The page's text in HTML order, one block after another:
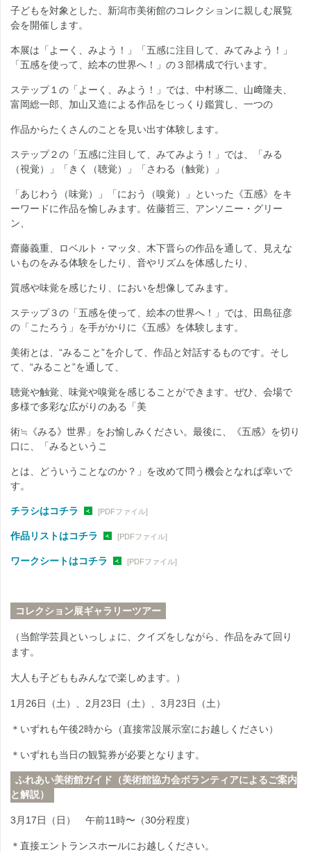
子どもを対象とした、新潟市美術館のコレクションに親しむ展覧
会を開催します。
本展は「よーく、みよう！」「五感に注目して、みてみよう！」
「五感を使って、絵本の世界へ！」の３部構成で行います。
ステップ１の「よーく、みよう！」では、中村琢二、山﨑隆夫、
富岡総一郎、加山又造による作品をじっくり鑑賞し、一つの
作品からたくさんのことを見い出す体験します。
ステップ２の「五感に注目して、みてみよう！」では、「みる
（視覚）」「きく（聴覚）」「さわる（触覚）」
「あじわう（味覚）」「におう（嗅覚）」といった《五感》をキ
ーワードに作品を愉しみます。佐藤哲三、アンソニー・グリー
ン、
齋藤義重、ロベルト・マッタ、木下晋らの作品を通して、見えな
いものをみる体験をしたり、音やリズムを体感したり、
質感や味覚を感じたり、においを想像してみます。
ステップ３の「五感を使って、絵本の世界へ！」では、田島征彦
の「こたろう」を手がかりに《五感》を体験します。
美術とは、“みること”を介して、作品と対話するものです。そし
て、“みること”を通して、
聴覚や触覚、味覚や嗅覚を感じることができます。ぜひ、会場で
多様で多彩な広がりのある「美
術≒《みる》世界」をお愉しみください。最後に、《五感》を切り
口に、「みるというこ
とは、どういうことなのか？」を改めて問う機会となれば幸いで
す。
チラシはコチラ [PDFファイル]
作品リストはコチラ [PDFファイル]
ワークシートはコチラ [PDFファイル]
コレクション展ギャラリーツアー
（当館学芸員といっしょに、クイズをしながら、作品をみて回り
ます。
大人も子どももみんなで楽しめます。）
1月26日（土）、2月23日（土）、3月23日（土）
＊いずれも午後2時から（直接常設展示室にお越しください）
＊いずれも当日の観覧券が必要となります。
ふれあい美術館ガイド（美術館協力会ボランティアによるご案内
と解説）
3月17日（日） 午前11時〜（30分程度）
＊直接エントランスホールにお越しください。